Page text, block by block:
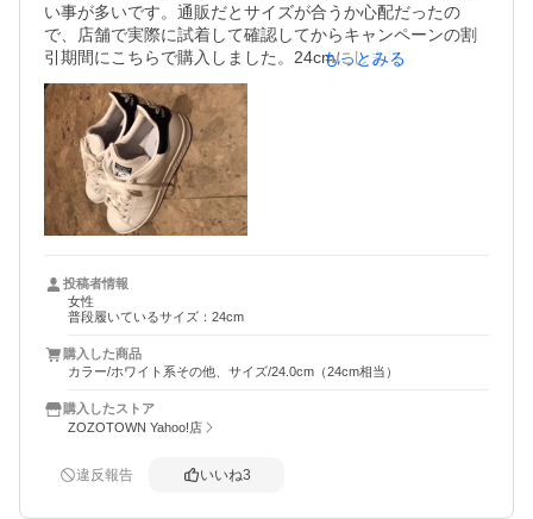
い事が多いです。通販だとサイズが合うか心配だったの
で、店舗で実際に試着して確認してからキャンペーンの割
引期間にこちらで購入しました。24cmにしましたが若干ゆ
るいので中敷きして丁度良い感じでした。
デザインはとても良く色々な服に合わせやすいので気に入
っています。
もっとみる
投稿者情報
女性
普段履いているサイズ：24cm
購入した商品
カラー/ホワイト系その他、サイズ/24.0cm（24cm相当）
購入したストア
ZOZOTOWN Yahoo!店
違反報告 いいね3